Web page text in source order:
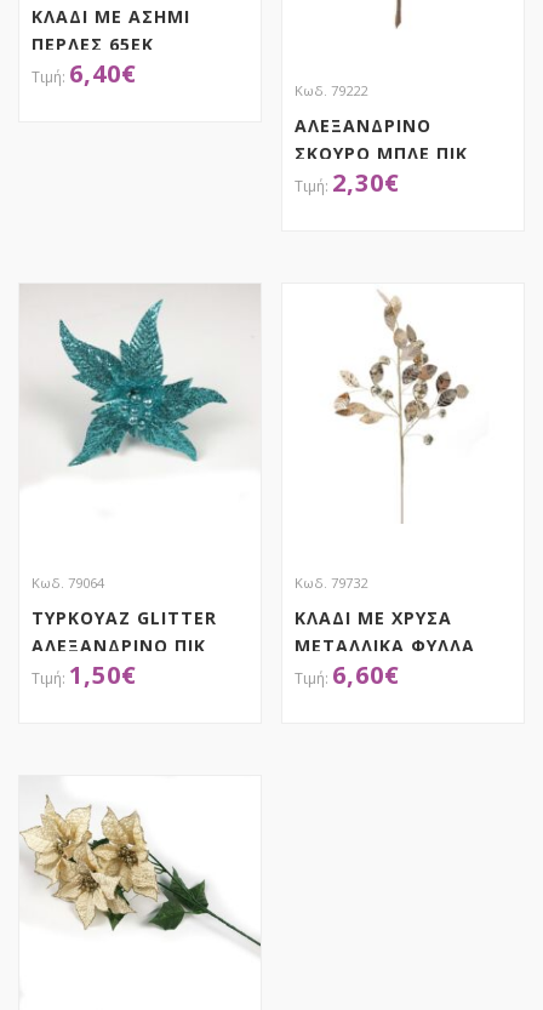
ΚΛΑΔΙ ΜΕ ΑΣΗΜΙ
ΠΕΡΛΕΣ 65ΕΚ
6,40€
Κωδ. 79222
ΑΛΕΞΑΝΔΡΙΝΟ
ΣΚΟΥΡΟ ΜΠΛΕ ΠΙΚ
25Χ30ΕΚ
2,30€
Κωδ. 79064
ΤΥΡΚΟΥΑΖ GLITTER
ΑΛΕΞΑΝΔΡΙΝΟ ΠΙΚ
25ΕΚ1,50€
Κωδ. 79732
ΚΛΑΔΙ ΜΕ ΧΡΥΣΑ
ΜΕΤΑΛΛΙΚΑ ΦΥΛΛΑ
ΚΑΙ ΚΟΥΔΟΥΝΑΚΙΑ
6,60€